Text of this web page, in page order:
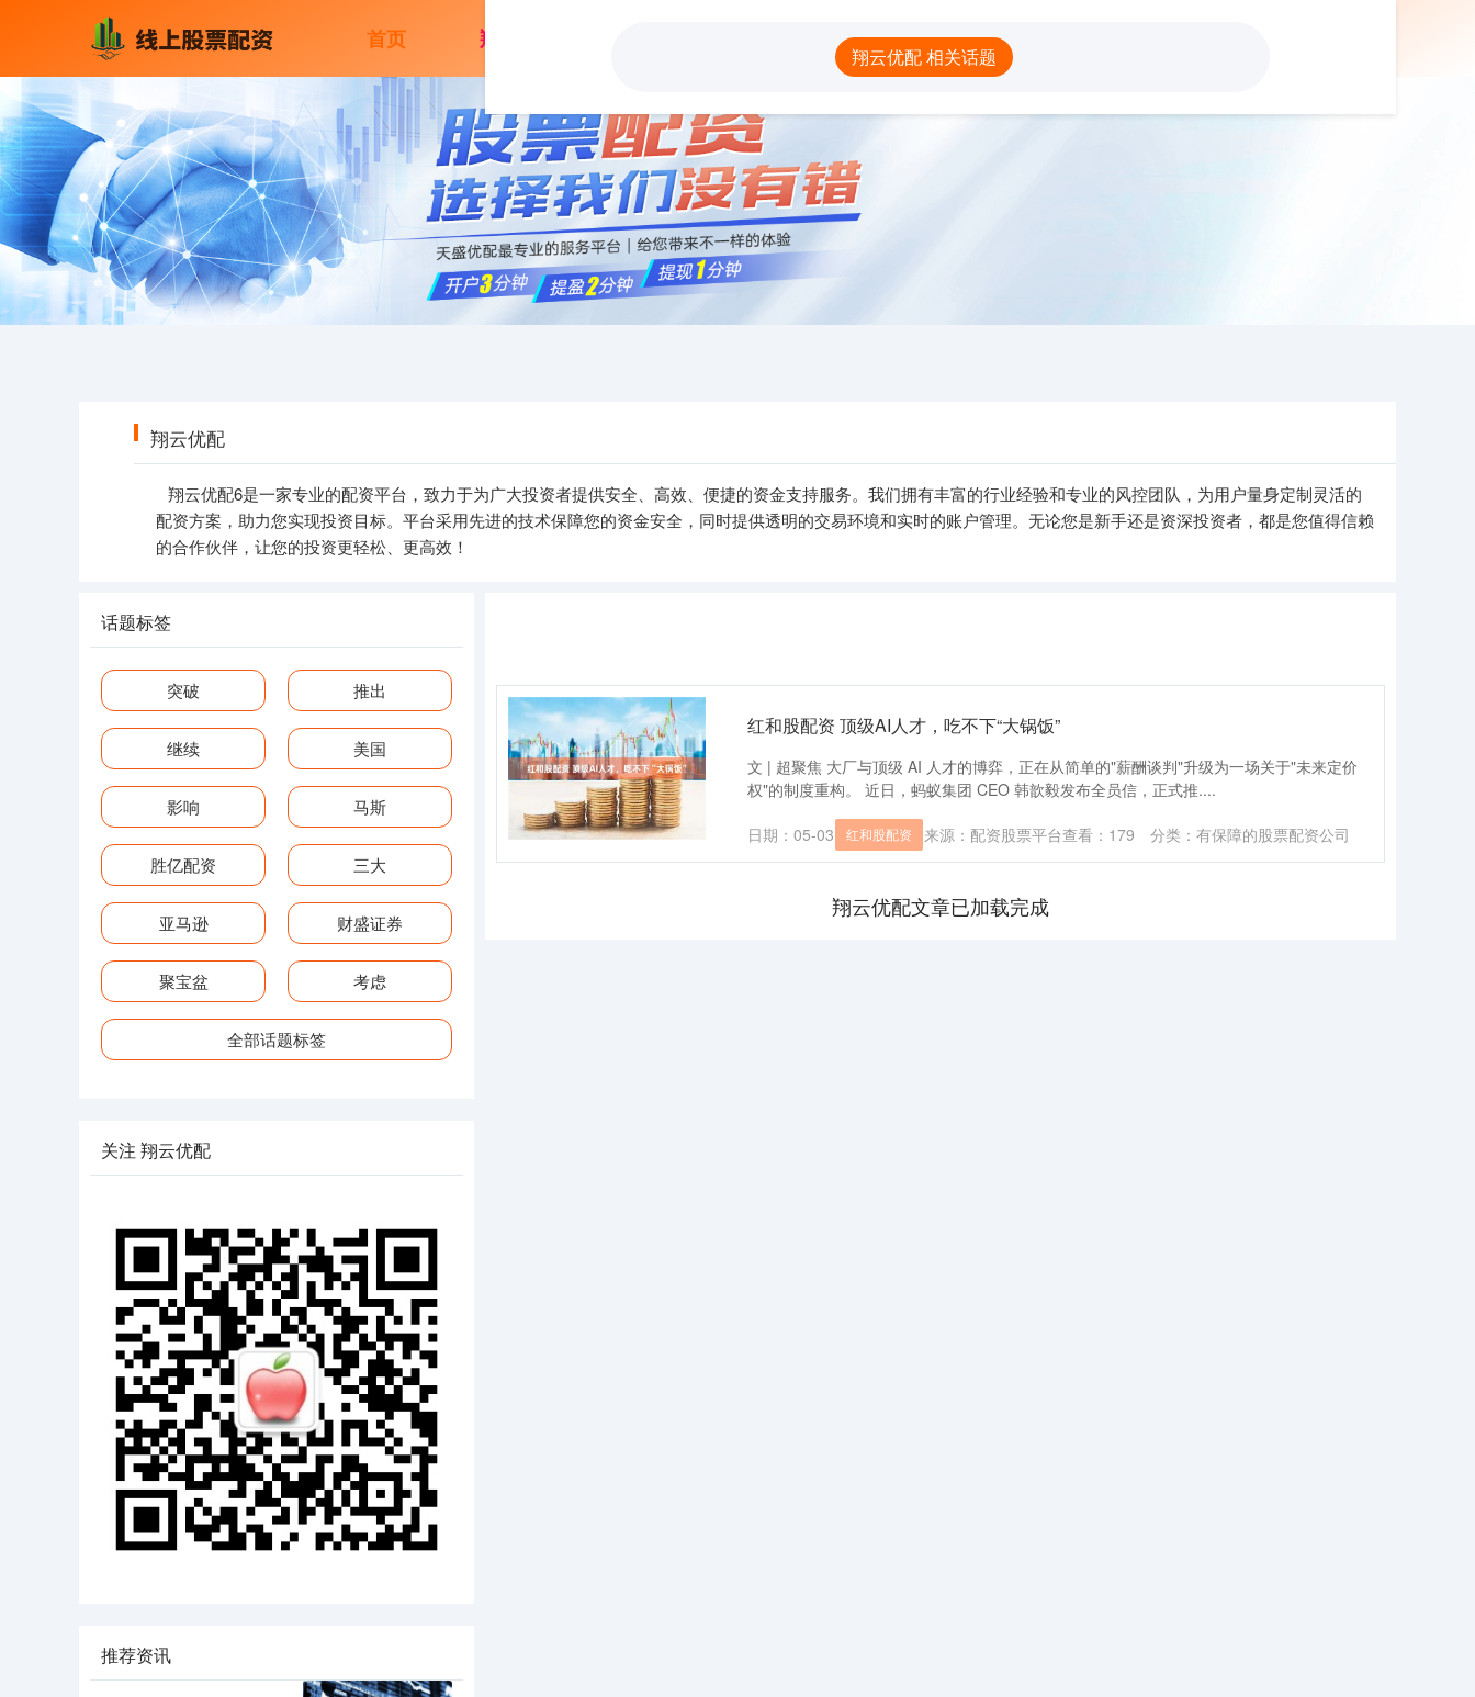
首页 翔云优配 有保障的股票配资公司
翔云优配
翔云优配6是一家专业的配资平台，致力于为广大投资者提供安全、高效、便捷的资金支持服务。我们拥有丰富的行业经验和专业的风控团队，为用户量身定制灵活的
配资方案，助力您实现投资目标。平台采用先进的技术保障您的资金安全，同时提供透明的交易环境和实时的账户管理。无论您是新手还是资深投资者，都是您值得信赖
的合作伙伴，让您的投资更轻松、更高效！
翔云优配 相关话题
红和股配资 顶级AI人才，吃不下“大锅饭”
文 | 超聚焦 大厂与顶级 AI 人才的博弈，正在从简单的"薪酬谈判"升级为一场关于"未来定价
权"的制度重构。 近日，蚂蚁集团 CEO 韩歆毅发布全员信，正式推....
日期：05-03 红和股配资 来源：配资股票平台查看： 179 分类：有保障的股票配资公司
翔云优配文章已加载完成
话题标签
突破 推出
继续 美国
影响 马斯
胜亿配资 三大
亚马逊 财盛证券
聚宝盆 考虑
全部话题标签
关注 翔云优配
推荐资讯